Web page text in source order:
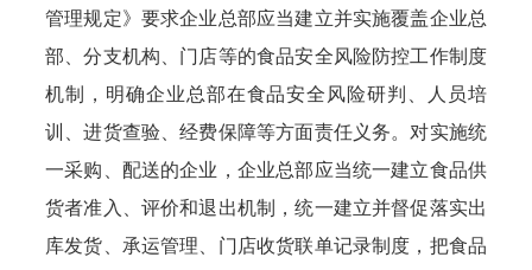
管理规定》要求企业总部应当建立并实施覆盖企业总
部、分支机构、门店等的食品安全风险防控工作制度
机制，明确企业总部在食品安全风险研判、人员培
训、进货查验、经费保障等方面责任义务。对实施统
一采购、配送的企业，企业总部应当统一建立食品供
货者准入、评价和退出机制，统一建立并督促落实出
库发货、承运管理、门店收货联单记录制度，把食品